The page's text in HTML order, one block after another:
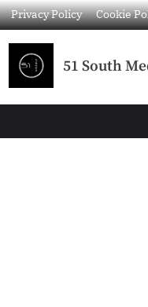
Privacy Policy Cookie
51 South